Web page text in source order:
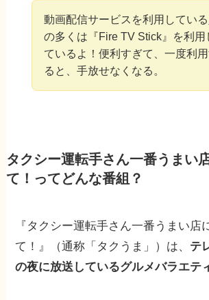
動画配信サービスを利用している
の多くは『Fire TV Stick』を利用
ているよ！便利すぎて、一度利
ると、手放せなくなる。
タクシー運転手さん一番うまい
て！ってどんな番組？
『タクシー運転手さん一番うまい店
て！』（通称「タクうま」）は、 テ
の夜に放送しているグルメバラエテ